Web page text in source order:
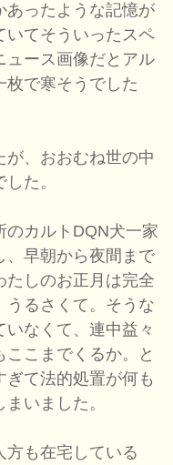
あったような記憶が
いてそういったスペ
ュース画像だとアル
枚で寒そうでした
、おおむね世の中
た。
カルトDQN犬一家
、早朝から夜間まで
たしのお正月は完全
うるさくて。そうな
なくて、連中益々
こまでくるか。と
て法的処置が何も
いました。
も在宅している